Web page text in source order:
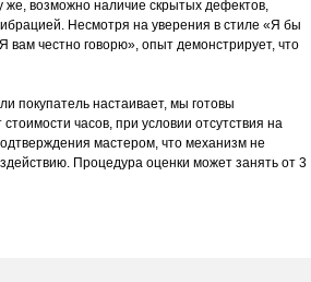
возможно наличие скрытых дефектов,
Несмотря на уверения в стиле «Я бы
вам честно говорю», опыт демонстрирует, что
покупатель настаивает, мы готовы
часов, при условии отсутствия на
мастером, что механизм не
Процедура оценки может занять от 3